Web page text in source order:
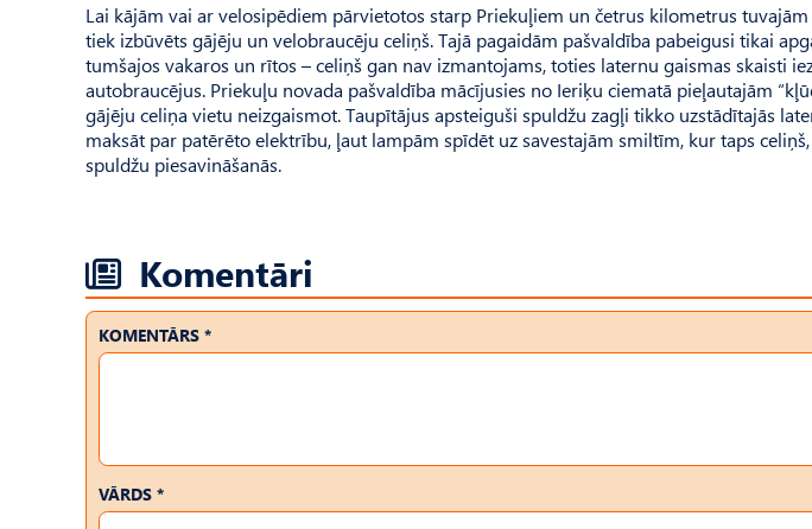
Lai kājām vai ar velosipēdiem pārvietotos starp Priekuļiem un četrus kilometrus
tiek izbūvēts gājēju un velobraucēju celiņš. Tajā pagaidām paš­valdība pabeigusi tikai
tumšajos vakaros un rītos – celiņš gan nav izmantojams, toties laternu gaismas skaisti
autobraucējus. Priekuļu novada pašvaldība mācījusies no Ieriķu ciematā pieļautajām
gājēju celiņa vietu neizgaismot. Taupītājus apsteiguši spuldžu zagļi tikko uzstādītajās
maksāt par patērēto elektrību, ļaut lampām spīdēt uz savestajām smiltīm, kur taps
spuldžu piesavināšanās.
Komentāri
KOMENTĀRS *
VĀRDS *